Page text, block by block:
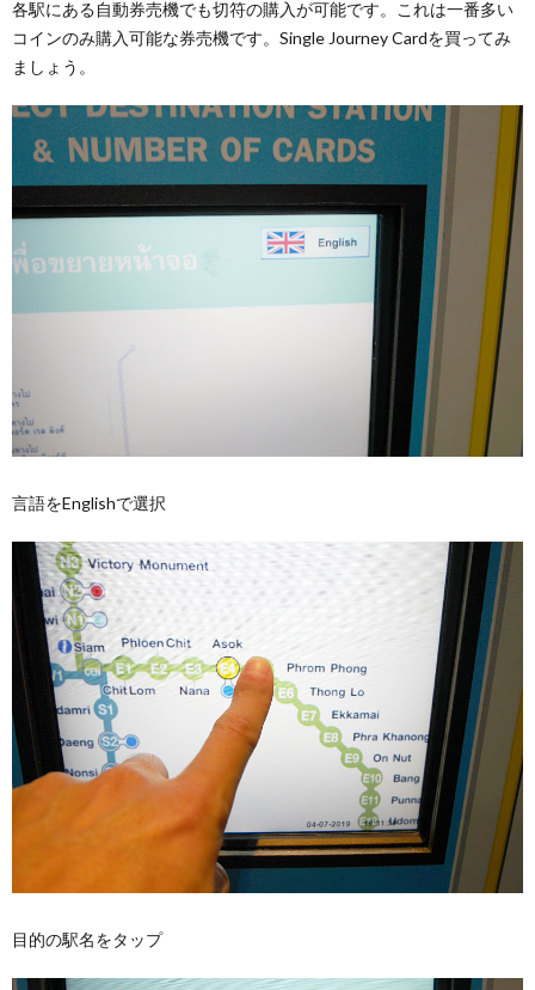
各駅にある自動券売機でも切符の購入が可能です。これは一番多い
コインのみ購入可能な券売機です。Single Journey Cardを買ってみ
ましょう。
言語をEnglishで選択
目的の駅名をタップ